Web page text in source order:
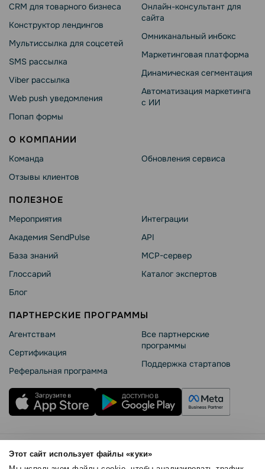
Этот сайт использует файлы «куки»
CRM для товарного бизнеса
Конструктор лендингов
Мультиссылка для соцсетей
SMS рассылка
Viber рассылка
Web push уведомления
Попап формы
Онлайн-консультант для
сайта
Омниканальный инбокс
Маркетинговая платформа
Динамическая сегментация
Автоматизация маркетинга
с ИИ
О КОМПАНИИ
Команда
Отзывы клиентов
Обновления сервиса
ПОЛЕЗНОЕ
Мероприятия
Академия SendPulse
База знаний
Глоссарий
Блог
Интеграции
API
MCP-сервер
Каталог экспертов
ПАРТНЕРСКИЕ ПРОГРАММЫ
Агентствам
Сертификация
Реферальная программа
Все партнерские
программы
Поддержка стартапов
Правила использования
Безопасность SendPulse